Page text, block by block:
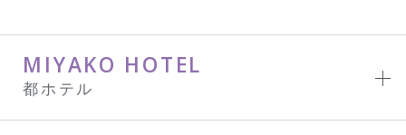
MIYAKO HOTEL
都ホテル